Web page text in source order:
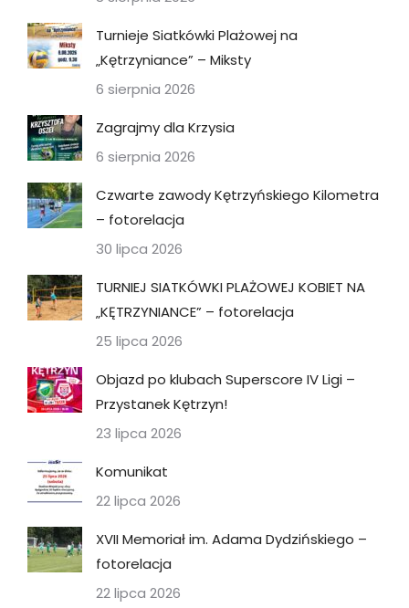
Turnieje Siatkówki Plażowej na
„Kętrzyniance” – Miksty
6 sierpnia 2026
Zagrajmy dla Krzysia
6 sierpnia 2026
Czwarte zawody Kętrzyńskiego Kilometra
– fotorelacja
30 lipca 2026
TURNIEJ SIATKÓWKI PLAŻOWEJ KOBIET NA
„KĘTRZYNIANCE” – fotorelacja
25 lipca 2026
Objazd po klubach Superscore IV Ligi –
Przystanek Kętrzyn!
23 lipca 2026
Komunikat
22 lipca 2026
XVII Memoriał im. Adama Dydzińskiego –
fotorelacja
22 lipca 2026